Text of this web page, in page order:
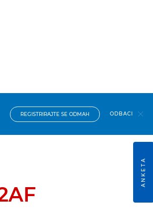
REGISTRIRAJTE SE ODMAH ODBACI
ANKETA